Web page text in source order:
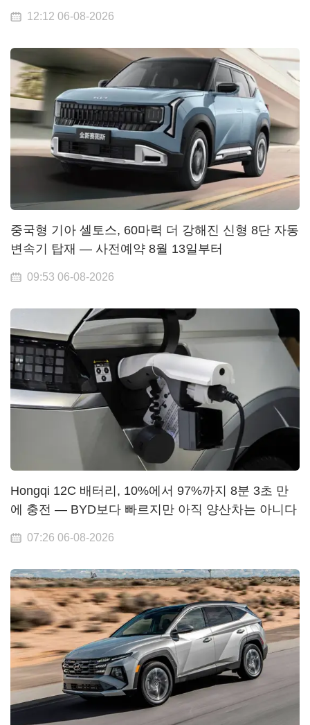
12:12 06-08-2026
중국형 기아 셀토스, 60마력 더 강해진 신형 8단 자동
변속기 탑재 — 사전예약 8월 13일부터
09:53 06-08-2026
Hongqi 12C 배터리, 10%에서 97%까지 8분 3초 만
에 충전 — BYD보다 빠르지만 아직 양산차는 아니다
07:26 06-08-2026